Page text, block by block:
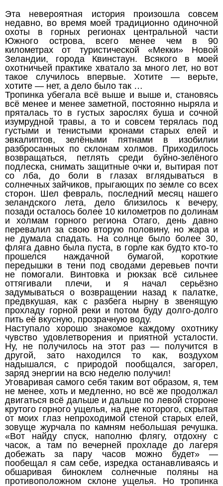
Эта невероятная история произошла совсем
недавно, во время моей традиционно одиночной
охоты в горных регионах центральной части
Южного острова, всего менее чем в 90
километрах от туристической «Мекки» Новой
Зеландии, города Квинстаун. Всякого в моей
охотничьей практике хватало за много лет, но вот
такое случилось впервые. Хотите — верьте,
хотите — нет, а дело было так …
Тропинка убегала всё выше и выше и, становясь
всё менее и менее заметной, постоянно ныряла и
пряталась то в густых зарослях буша и сочной
изумрудной травы, а то и совсем терялась под
густыми и тенистыми кронами старых елей и
эвкалиптов, зелёными пятнами в изобилии
разбросанных по склонам холмов. Приходилось
возвращаться, петлять среди буйно-зелёного
подлеска, снимать защитные очки и, вытирая пот
со лба, до боли в глазах вглядываться в
солнечных зайчиков, прыгающих по земле со всех
сторон. Шел февраль, последний месяц нашего
зеландского лета, дело близилось к вечеру,
позади осталось более 10 километров по долинам
и холмам горного региона Отаго, день давно
перевалил за свою вторую половину, но жара и
не думала спадать. На солнце было более 30,
фляга давно была пуста, в горле как будто кто-то
прошелся наждачной бумагой, короткие
передышки в тени под сводами деревьев почти
не помогали. Винтовка и рюкзак всё сильнее
оттягивали плечи, и я начал серьёзно
задумываться о возвращении назад к палатке,
предвкушая, как с разбега нырну в звенящую
прохладу горной реки и потом буду долго-долго
пить её вкусную, прозрачную воду.
Наступало хорошо знакомое каждому охотнику
чувство удовлетворения и приятной усталости.
Ну, не получилось на этот раз — получится в
другой, зато находился то как, воздухом
надышался, с природой пообщался, загорел,
заряд энергии на всю неделю получил!
Уговаривая самого себя таким вот образом, я, тем
не менее, хоть и медленно, но всё же продолжал
двигаться всё дальше и дальше по левой стороне
крутого горного ущелья, на дне которого, скрытая
от моих глаз непроходимой стеной старых елей,
зовуще журчала по камням небольшая речушка.
«Вот найду спуск, наполню флягу, отдохну с
часок, а там по вечерней прохладе до лагеря
добежать за пару часов можно будет» —
пообещал я сам себе, изредка останавливаясь и
обшаривая биноклем солнечные поляны на
противоположном склоне ущелья. Но тропинка